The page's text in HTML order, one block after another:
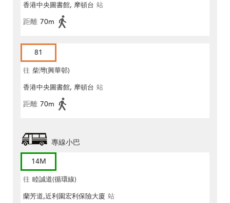
香港中央圖書館, 摩頓台 站
距離 70m
81
往 柴灣(興華邨)
香港中央圖書館, 摩頓台 站
距離 70m
專線小巴
14M
往 睦誠道(循環線)
蘭芳道,近利園宏利保險大廈 站